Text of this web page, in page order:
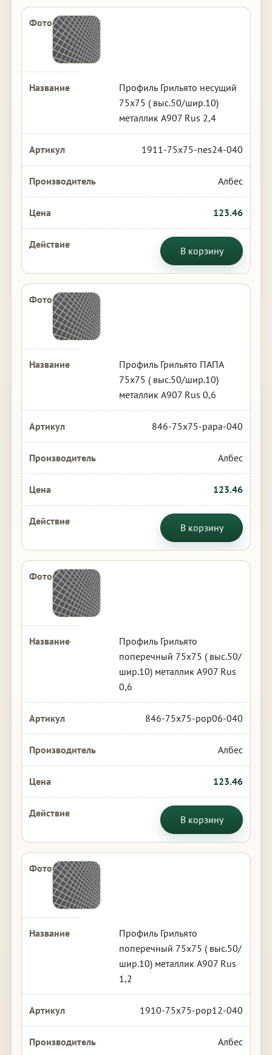
Профиль Грильято несущий
75х75 ( выс.50/шир.10)
металлик А907 Rus 2,4
1911-75x75-nes24-040
Албес
123.46
В корзину
Профиль Грильято ПАПА
75х75 ( выс.50/шир.10)
металлик А907 Rus 0,6
846-75x75-papa-040
Албес
123.46
В корзину
Профиль Грильято
поперечный 75х75 ( выс.50/
шир.10) металлик А907 Rus
0,6
846-75x75-pop06-040
Албес
123.46
В корзину
Профиль Грильято
поперечный 75х75 ( выс.50/
шир.10) металлик А907 Rus
1,2
1910-75x75-pop12-040
Албес